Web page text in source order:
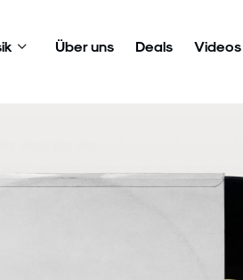
Über uns Deals Videos